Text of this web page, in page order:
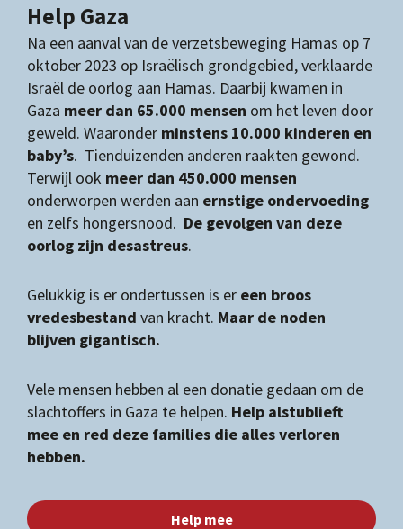
Help Gaza
Na een aanval van de verzetsbeweging Hamas op 7
oktober 2023 op Israëlisch grondgebied, verklaarde
Israël de oorlog aan Hamas. Daarbij kwamen in
Gaza meer dan 65.000 mensen om het leven door
geweld. Waaronder minstens 10.000 kinderen en
baby’s. Tienduizenden anderen raakten gewond.
Terwijl ook meer dan 450.000 mensen
onderworpen werden aan ernstige ondervoeding
en zelfs hongersnood. De gevolgen van deze
oorlog zijn desastreus.
Gelukkig is er ondertussen is er een broos
vredesbestand van kracht. Maar de noden
blijven gigantisch.
Vele mensen hebben al een donatie gedaan om de
slachtoffers in Gaza te helpen. Help alstublieft
mee en red deze families die alles verloren
hebben.
Help mee